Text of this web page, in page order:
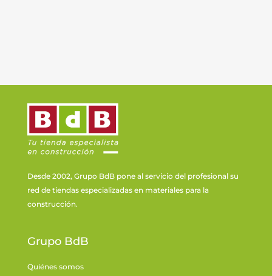
Desde 2002, Grupo BdB pone al servicio del profesional su
red de tiendas especializadas en materiales para la
construcción.
Grupo BdB
Quiénes somos